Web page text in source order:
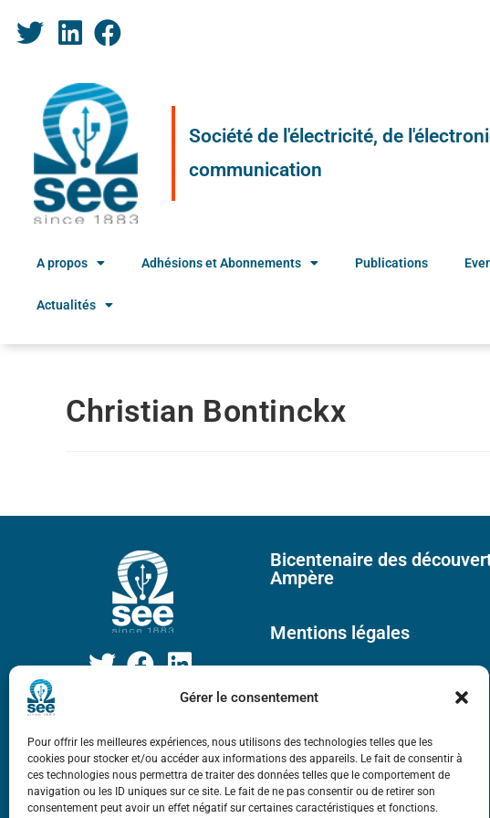
Gérer le consentement
Pour offrir les meilleures expériences, nous utilisons des technologies telles que les
cookies pour stocker et/ou accéder aux informations des appareils. Le fait de consentir à
ces technologies nous permettra de traiter des données telles que le comportement de
navigation ou les ID uniques sur ce site. Le fait de ne pas consentir ou de retirer son
consentement peut avoir un effet négatif sur certaines caractéristiques et fonctions.
Société de l'électricité, de
communication
A propos Adhésions et Abonnements Publications
Actualités
Christian Bontinckx
Bicentenaire des
Ampère
Mentions légales